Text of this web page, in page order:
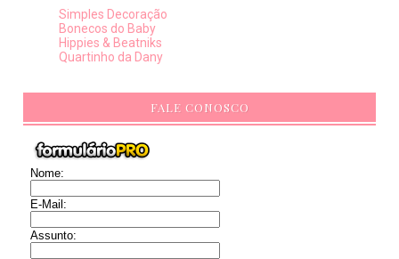
Simples Decoração
Bonecos do Baby
Hippies & Beatniks
Quartinho da Dany
FALE CONOSCO
Nome:
E-Mail:
Assunto: